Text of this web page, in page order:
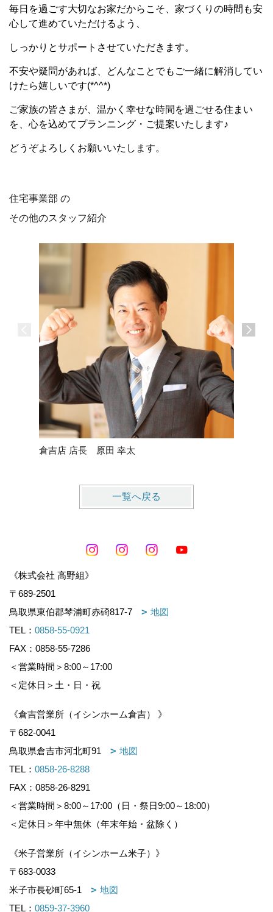
毎日を過ごす大切なお家だからこそ、家づくりの時間も安
心して進めていただけるよう、
しっかりとサポートさせていただきます。
不安や疑問があれば、どんなことでもご一緒に解消してい
けたら嬉しいです(*^^*)
ご家族の皆さまが、温かく幸せな時間を過ごせる住まい
を、心を込めてプランニング・ご提案いたします♪
どうぞよろしくお願いいたします。
住宅事業部 の
その他のスタッフ紹介
倉吉店 店長 原田 幸太
一覧へ戻る
《株式会社 高野組》
〒689-2501
鳥取県東伯郡琴浦町赤碕817-7
地図
TEL： 0858-55-0921
FAX：0858-55-7286
＜営業時間＞8:00～17:00
＜定休日＞土・日・祝
《倉吉営業所（イシンホーム倉吉） 》
〒682-0041
鳥取県倉吉市河北町91
地図
TEL： 0858-26-8288
FAX：0858-26-8291
＜営業時間＞8:00～17:00（日・祭日9:00～18:00）
＜定休日＞年中無休（年末年始・盆除く）
《米子営業所（イシンホーム米子）》
〒683-0033
米子市長砂町65-1
地図
TEL： 0859-37-3960